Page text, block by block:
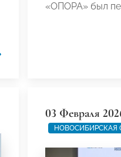
«ОПОРА» был
03 Февраля
НОВОСИБИРСКАЯ